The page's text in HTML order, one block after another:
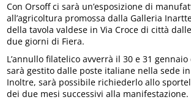
Con Orsoff ci sarà un’esposizione di
all’agricoltura promossa dalla Galleria
della tavola valdese in Via Croce di città
due giorni di Fiera.
L’annullo filatelico avverrà il 30 e 31
sarà gestito dalle poste italiane nella sede
Inoltre, sarà possibile richiederlo allo
dei due mesi successivi alla manifestazione.